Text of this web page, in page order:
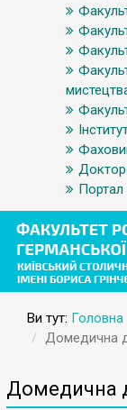
Портал
Ви тут: Головна
Домедична
Домедична